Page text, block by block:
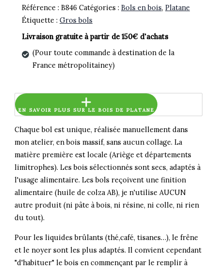
Référence :B846 Catégories :Bols en bois,Platane
Étiquette :Gros bols
Livraison gratuite à partir de 150€ d'achats
(Pour toute commande à destination de la
France métropolitainey)
EN SAVOIR PLUS SUR LE BOIS DE PLATANE
Chaque bol est unique, réalisée manuellement dans
mon atelier, en bois massif, sans aucun collage. La
matière première est locale (Ariège et départements
limitrophes). Les bois sélectionnés sont secs, adaptés à
l'usage alimentaire. Les bols reçoivent une finition
alimentaire (huile de colza AB), je n'utilise AUCUN
autre produit (ni pâte à bois, ni résine, ni colle, ni rien
du tout).
Pour les liquides brûlants (thé,café, tisanes…), le frêne
et le noyer sont les plus adaptés. Il convient cependant
"d'habituer" le bois en commençant par le remplir à